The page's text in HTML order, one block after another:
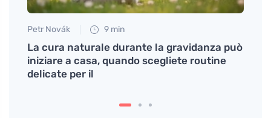
Petr Novák 9 min
La cura naturale durante la gravidanza può
iniziare a casa, quando scegliete routine
delicate per il